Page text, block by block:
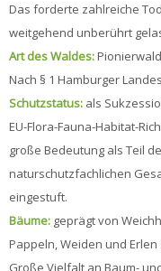
Das forderte zahlreiche
weitgehend unberührt
Art des Waldes:
Nach § 1 Hamburger
Schutzstatus: als
EU-Flora-Fauna-Habitat-
große Bedeutung als Teil
naturschutzfachlichen
eingestuft.
Bäume: geprägt von
Pappeln, Weiden und
Große Vielfalt an Baum-